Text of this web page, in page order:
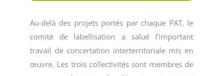
Au-delà des projets portés par chaque PAT, le
comité de labellisation a salué l’important
travail de concertation interterritoriale mis en
œuvre. Les trois collectivités sont membres de